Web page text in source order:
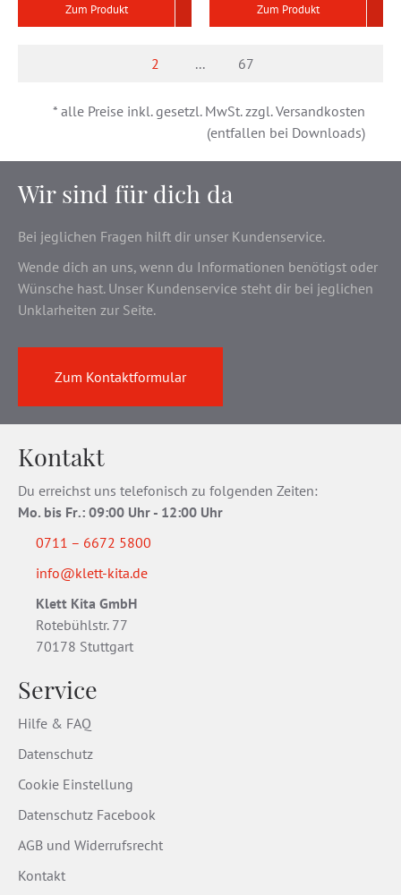
Zum Produkt Zum Produkt
2(current)
... 67
* alle Preise inkl. gesetzl. MwSt. zzgl. Versandkosten
(entfallen bei Downloads)
Wir sind für dich da
Bei jeglichen Fragen hilft dir unser Kundenservice.
Wende dich an uns, wenn du Informationen benötigst oder
Wünsche hast. Unser Kundenservice steht dir bei jeglichen
Unklarheiten zur Seite.
Zum Kontaktformular
Kontakt
Du erreichst uns telefonisch zu folgenden Zeiten:
Mo. bis Fr.: 09:00 Uhr - 12:00 Uhr
0711 – 6672 5800
info@klett-kita.de
Klett Kita GmbH
Rotebühlstr. 77
70178 Stuttgart
Service
Hilfe & FAQ
Datenschutz
Cookie Einstellung
Datenschutz Facebook
AGB und Widerrufsrecht
Kontakt